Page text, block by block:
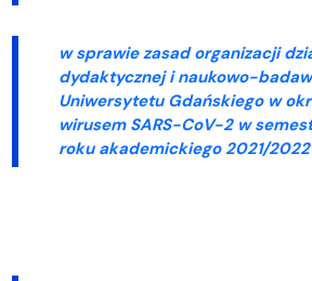
w sprawie zasad organizacji
dydaktycznej i naukowo-
Uniwersytetu Gdańskiego w
wirusem SARS-CoV-2 w
roku akademickiego 2021/2022